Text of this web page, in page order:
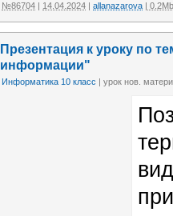
№86704 14.04.2024 allanazarova | 0.2Mb
Презентация к уроку по
информации"
Информатика 10 класс | урок нов.